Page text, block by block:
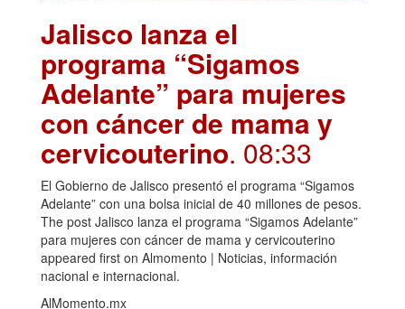
Jalisco lanza el
programa “Sigamos
Adelante” para mujeres
con cáncer de mama y
cervicouterino. 08:33
El Gobierno de Jalisco presentó el programa “Sigamos
Adelante” con una bolsa inicial de 40 millones de pesos.
The post Jalisco lanza el programa “Sigamos Adelante”
para mujeres con cáncer de mama y cervicouterino
appeared first on Almomento | Noticias, información
nacional e internacional.
AlMomento.mx